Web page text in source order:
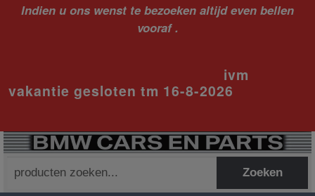
Indien u ons wenst te bezoeken altijd even bellen
vooraf .
ivm
vakantie gesloten tm 16-8-2026
naar:
Zoeken